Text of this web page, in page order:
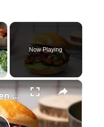
×
Now Playing
×
Teriyaki Chicken Sandwich With Asian-Inspired Slaw Recipe